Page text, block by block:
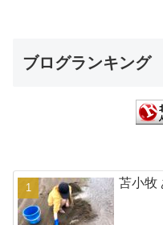
ブログランキング
苫小牧